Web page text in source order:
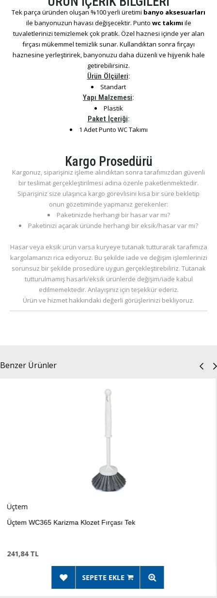
Tek parça üründen oluşan %100 yerli üretimi banyo aksesuarları
ile banyonuzun havası değişecektir. Punto wc takımı ile
tuvaletlerinizi temizlemek çok pratik. Özel haznesi içinde yer alan
fırçası mükemmel temizlik sunar. Kullandıktan sonra fırçayı
haznesine yerleştirirek, banyonuzu daha düzenli ve hijyenik hale
getirebilirsiniz.
Ürün Ölçüleri:
Standart
Yapı Malzemesi:
Plastik
Paket İçeriği:
1 Adet Punto WC Takımı
Kargo Prosedürü
Kargonuz, siparişiniz işleme alındıktan sonra tarafımızdan güvenli
bir teslimat gerçekleştirilmesi adına özenle paketlenmektedir.
Siparişiniz size ulaşınca kargo görevlisini kısa bir süre bekletip
onun gözetiminde yapmanız gerekenler:
Paketinizde herhangi bir hasar var mı?
Paketinizi açarak üründe herhangi bir eksik/hasar var mı?
Hasar veya eksik ürün varsa kuryeye tutanak tutturarak tarafımıza
kargolamanızı rica ediyoruz. Bu şekilde iade ve değişim işlemlerinizi
sorunsuz bir şekilde prosedüre uygun gerçekleştirebiliriz. Tutanak
tutturulmamış hasarlı/eksik ürünlerde değişim/iade kabul
edilmemektedir. Anlayışınız için teşekkür ederiz.
Ürün ve hizmet hakkındaki değerli görüşlerinizi bekliyoruz.
Benzer Ürünler
Karizma Klozet Fırçası Tek
SEPETE EKLE